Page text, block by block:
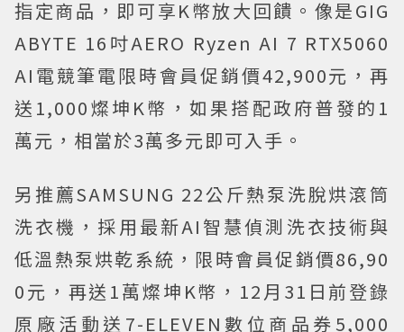
指定商品，即可享K幣放大回饋。像是GIG
ABYTE 16吋AERO Ryzen AI 7 RTX5060
AI電競筆電限時會員促銷價42,900元，再
送1,000燦坤K幣，如果搭配政府普發的1
萬元，相當於3萬多元即可入手。
另推薦SAMSUNG 22公斤熱泵洗脫烘滾筒
洗衣機，採用最新AI智慧偵測洗衣技術與
低溫熱泵烘乾系統，限時會員促銷價86,90
0元，再送1萬燦坤K幣，12月31日前登錄
原廠活動送7-ELEVEN數位商品券5,000